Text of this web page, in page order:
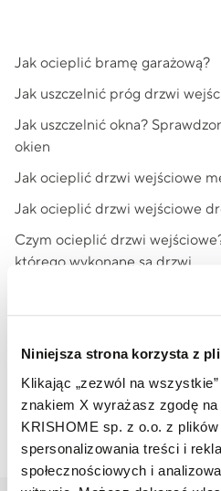
Niniejsza strona korzysta z
Klikając „zezwól na
znakiem X wyrażasz zgodę
KRISHOME sp. z o.o. z
spersonalizowania treści i
społecznościowych i
Jak ocieplić bramę garażową?
Jak uszczelnić próg drzwi
Jak uszczelnić okna?
okien
Jak ocieplić drzwi wejściowe
Jak ocieplić drzwi wejściowe
Czym ocieplić drzwi
którego wykonane są drzwi
Wróć